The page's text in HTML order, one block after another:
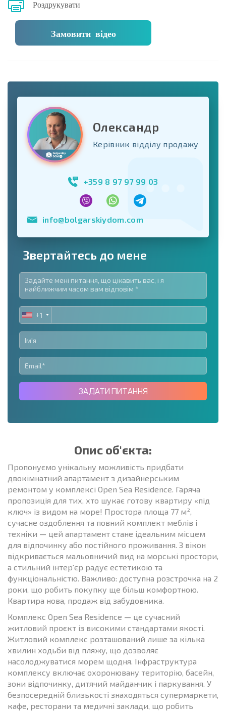
Роздрукувати
Замовити відео
Олександр
Керівник відділу продажу
+359 8 97 97 99 03
info@bolgarskiydom.com
Звертайтесь до мене
UNITED
STATES
+1
+1
ЗАДАТИ ПИТАННЯ
Опис об'єкта:
Пропонуємо унікальну можливість придбати
двокімнатний апартамент з дизайнерським
ремонтом у комплексі Open Sea Residence. Гаряча
пропозиція для тих, хто шукає готову квартиру «під
ключ» із видом на море! Простора площа 77 м²,
сучасне оздоблення та повний комплект меблів і
техніки — цей апартамент стане ідеальним місцем
для відпочинку або постійного проживання. З вікон
відкривається мальовничий вид на морські простори,
а стильний інтер'єр радує естетикою та
функціональністю. Важливо: доступна розстрочка на 2
роки, що робить покупку ще більш комфортною.
Квартира нова, продаж від забудовника.
Комплекс Open Sea Residence — це сучасний
житловий проєкт із високими стандартами якості.
Житловий комплекс розташований лише за кілька
хвилин ходьби від пляжу, що дозволяє
насолоджуватися морем щодня. Інфраструктура
комплексу включає охоронювану територію, басейн,
зони відпочинку, дитячий майданчик і паркування. У
безпосередній близькості знаходяться супермаркети,
кафе, ресторани та медичні заклади, що робить